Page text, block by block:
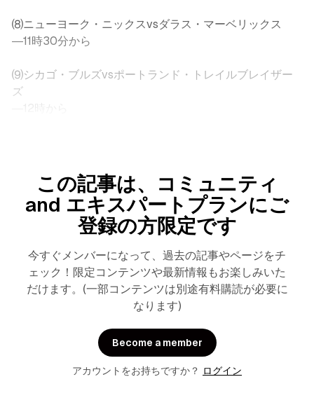
⑻ニューヨーク・ニックスvsダラス・マーベリックス
―11時30分から
⑼シカゴ・ブルズvsポートランド・トレイルブレイザー
ズ
この記事は、コミュニティ
and エキスパートプランにご
登録の方限定です
今すぐメンバーになって、過去の記事やページをチ
ェック！限定コンテンツや最新情報もお楽しみいた
だけます。(一部コンテンツは別途有料購読が必要に
なります)
Become a member
アカウントをお持ちですか？ ログイン